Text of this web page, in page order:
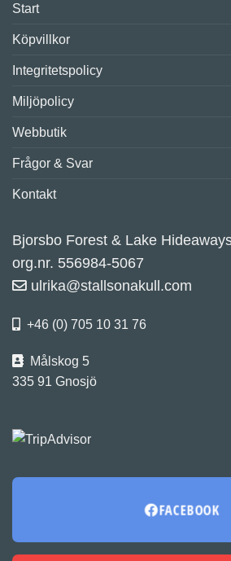
Start
Köpvillkor
Integritetspolicy
Miljöpolicy
Webbutik
Frågor & Svar
Kontakt
Bjorsbo Forest & Lake
org.nr. 556984-5067
ulrika@stallsonakull.com
+46 (0) 705 10 31 76
Målskog 5
335 91 Gnosjö
FACEBOOK